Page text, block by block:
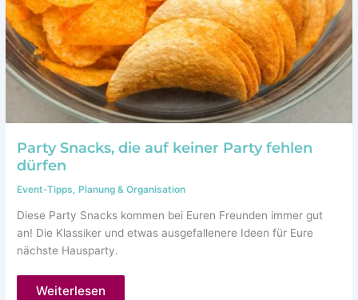
Party Snacks, die auf keiner Party fehlen
dürfen
Event-Tipps, Planung & Organisation
Diese Party Snacks kommen bei Euren Freunden immer gut
an! Die Klassiker und etwas ausgefallenere Ideen für Eure
nächste Hausparty.
Party
Weiterlesen